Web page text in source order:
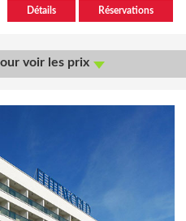
Détails Réservations
voir les prix